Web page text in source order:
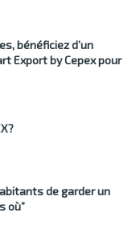
bénéficiez d’un
Export by Cepex pour
de garder un
où”